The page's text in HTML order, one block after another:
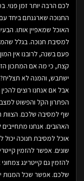
לכם הרבה יותר זמן
החנוכה שארגנתם ביחד
האוכל שמאפיין אותו.
למסיבת חנוכה. בגלל
פעם בשנה, לרובנו אין
קצת, כי מה אם המתכון
ישתבש, והמנה לא
אבל אם אנחנו רוצים
הפתרון הקל והפשוט
שף למסיבה שלכם. הצוות
האהובים. אנחנו
אוכל למסיבת חנוכה יכול
שונים. אפשר להזמין
להזמין גם קייטרינג
שלכם. אפשר שכל המנות